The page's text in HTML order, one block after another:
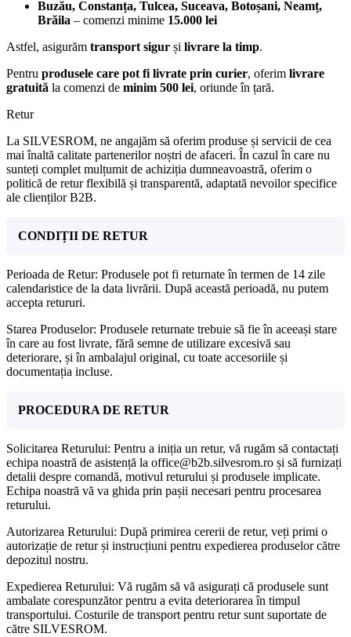
Buzău, Constanța, Tulcea, Suceava, Botoșani, Neamț,
Brăila – comenzi minime 15.000 lei
Astfel, asigurăm transport sigur și livrare la timp.
Pentru produsele care pot fi livrate prin curier, oferim livrare
gratuită la comenzi de minim 500 lei, oriunde în țară.
Retur
La SILVESROM, ne angajăm să oferim produse și servicii de cea
mai înaltă calitate partenerilor noștri de afaceri. În cazul în care nu
sunteți complet mulțumit de achiziția dumneavoastră, oferim o
politică de retur flexibilă și transparentă, adaptată nevoilor specifice
ale clienților B2B.
CONDIȚII DE RETUR
Perioada de Retur: Produsele pot fi returnate în termen de 14 zile
calendaristice de la data livrării. După această perioadă, nu putem
accepta retururi.
Starea Produselor: Produsele returnate trebuie să fie în aceeași stare
în care au fost livrate, fără semne de utilizare excesivă sau
deteriorare, și în ambalajul original, cu toate accesoriile și
documentația incluse.
PROCEDURA DE RETUR
Solicitarea Returului: Pentru a iniția un retur, vă rugăm să contactați
echipa noastră de asistență la office@b2b.silvesrom.ro și să furnizați
detalii despre comandă, motivul returului și produsele implicate.
Echipa noastră vă va ghida prin pașii necesari pentru procesarea
returului.
Autorizarea Returului: După primirea cererii de retur, veți primi o
autorizație de retur și instrucțiuni pentru expedierea produselor către
depozitul nostru.
Expedierea Returului: Vă rugăm să vă asigurați că produsele sunt
ambalate corespunzător pentru a evita deteriorarea în timpul
transportului. Costurile de transport pentru retur sunt suportate de
către SILVESROM.